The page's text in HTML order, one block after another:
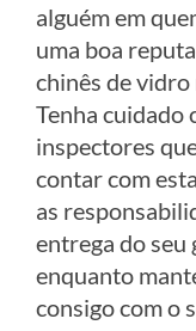
alguém em
uma boa
chinês de vidro
Tenha cuidado
inspectores
contar com
as
entrega do seu
enquanto
consigo com o